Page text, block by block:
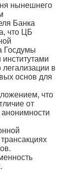
нынешнего
Банка
что ЦБ
Госдумы
легализации в
основ для
что
от